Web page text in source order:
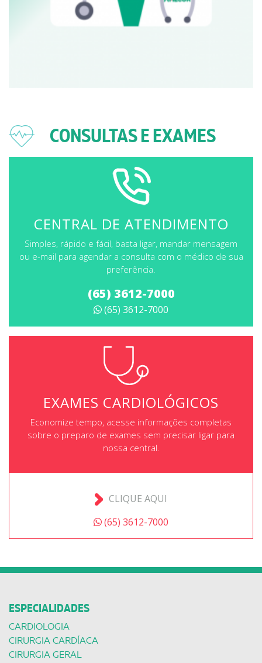
CONSULTAS E EXAMES
CENTRAL DE ATENDIMENTO
Simples, rápido e fácil, basta ligar, mandar mensagem
ou e-mail para agendar a consulta com o médico de sua
preferência.
(65) 3612-7000
(65) 3612-7000
EXAMES CARDIOLÓGICOS
Economize tempo, acesse informações completas
sobre o preparo de exames sem precisar ligar para
nossa central.
CLIQUE AQUI
(65) 3612-7000
ESPECIALIDADES
CARDIOLOGIA
CIRURGIA CARDÍACA
CIRURGIA GERAL